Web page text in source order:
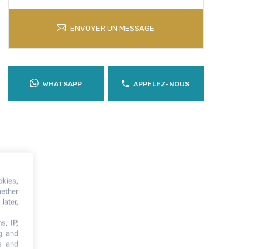
ENVOYER UN MESSAGE
WHATSAPP APPELEZ-NOUS
IP,
and
and